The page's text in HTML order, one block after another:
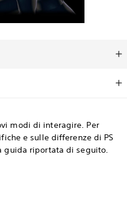
modi di interagire. Per
e sulle differenze di PS
guida riportata di seguito.